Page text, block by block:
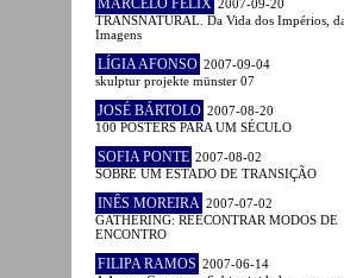
MARCELO FELIX 2007-09-20
TRANSNATURAL. Da Vida dos Impérios,
Imagens
LÍGIA AFONSO 2007-09-04
skulptur projekte münster 07
JOSÉ BÁRTOLO 2007-08-20
100 POSTERS PARA UM SÉCULO
SOFIA PONTE 2007-08-02
SOBRE UM ESTADO DE TRANSIÇÃO
INÊS MOREIRA 2007-07-02
GATHERING: REECONTRAR MODOS DE
ENCONTRO
FILIPA RAMOS 2007-06-14